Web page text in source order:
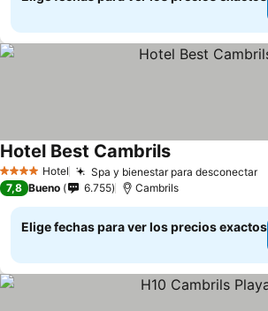
4 EstrellasHotel Spa y bienestar para desconectar
Hotel Best Cambrils
7,8 Bueno 6.755 Cambrils
Elige fechas para ver los precios exactos